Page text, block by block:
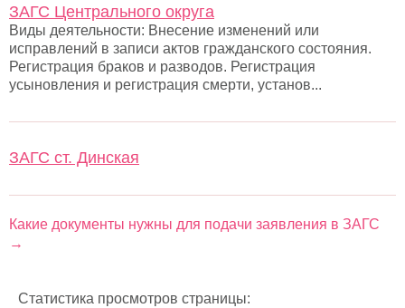
ЗАГС Центрального округа
Виды деятельности: Внесение изменений или
исправлений в записи актов гражданского состояния.
Регистрация браков и разводов. Регистрация
усыновления и регистрация смерти, установ...
ЗАГС ст. Динская
Какие документы нужны для подачи заявления в ЗАГС
→
Статистика просмотров страницы: